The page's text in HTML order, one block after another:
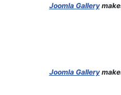
Joomla Gallery
Joomla Gallery